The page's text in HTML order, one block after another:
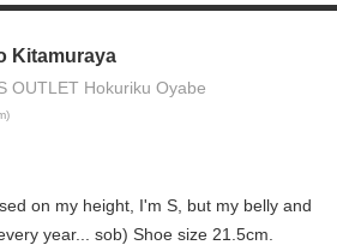
Kitamuraya
OUTLET Hokuriku Oyabe
on my height, I'm S, but my belly and
year... sob) Shoe size 21.5cm.